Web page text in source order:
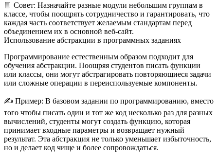
📘 Совет: Назначайте разные модули небольшим группам в
классе, чтобы поощрять сотрудничество и гарантировать, что
каждая часть соответствует желаемым стандартам перед
объединением их в основной веб-сайт.
Использование абстракции в программных заданиях
Программирование естественным образом подходит для
обучения абстракции. Поощряя студентов писать функции
или классы, они могут абстрагировать повторяющиеся задачи
или сложные операции в переиспользуемые компоненты.
✍️ Пример: В базовом задании по программированию, вместо
того чтобы писать один и тот же код несколько раз для разных
вычислений, студенты могут создать функцию, которая
принимает входные параметры и возвращает нужный
результат. Эта абстракция не только уменьшает избыточность,
но и делает код чище и более сопровождаться.